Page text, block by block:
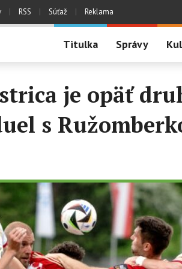
| RSS | Súťaž | Reklama
Titulka Správy
je opäť
s